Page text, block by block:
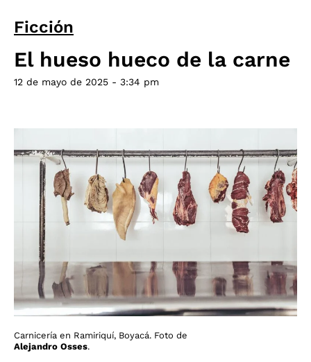
Ficción
El hueso hueco de la carne
12 de mayo de 2025 - 3:34 pm
Carnicería en Ramiriquí, Boyacá. Foto de
Alejandro Osses.